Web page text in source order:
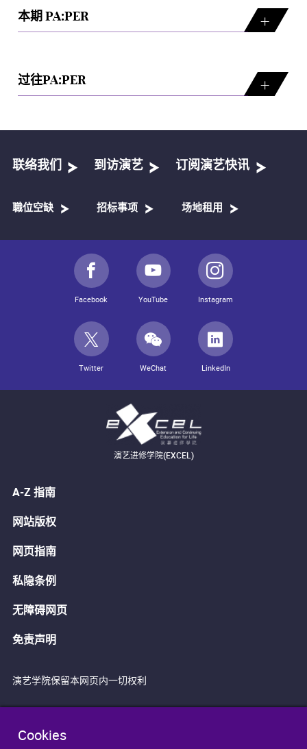
Cookies
本期 PA:PER
过往PA:PER
联络我们 到访演艺 订阅演艺快讯
職位空缺 招标事项 场地租用
Facebook YouTube Instagram
Twitter WeChat LinkedIn
演艺进修学院(EXCEL)
A-Z 指南
网站版权
网页指南
私隐条例
无障碍网页
免责声明
演艺学院保留本网页内一切权利